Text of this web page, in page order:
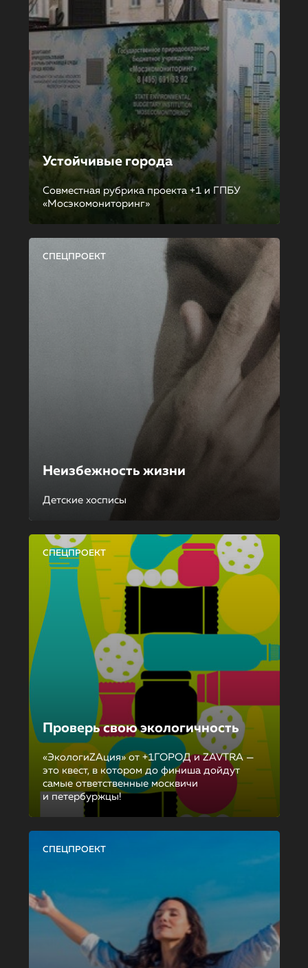
Устойчивые города
Совместная рубрика проекта +1 и ГПБУ
«Мосэкомониторинг»
СПЕЦПРОЕКТ
Неизбежность жизни
Детские хосписы
СПЕЦПРОЕКТ
Проверь свою экологичность
«ЭкологиZAция» от +1ГОРОД и ZAVTRA —
это квест, в котором до финиша дойдут
самые ответственные москвичи
и петербуржцы!
СПЕЦПРОЕКТ